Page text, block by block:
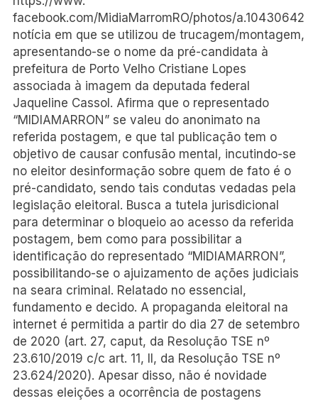
facebook.com/MidiaMarromRO/photos/
notícia em que se utilizou de trucagem/montagem,
apresentando-se o nome da pré-candidata à
prefeitura de Porto Velho Cristiane Lopes
associada à imagem da deputada federal
Jaqueline Cassol. Afirma que o representado
“MIDIAMARRON” se valeu do anonimato na
referida postagem, e que tal publicação tem o
objetivo de causar confusão mental, incutindo-se
no eleitor desinformação sobre quem de fato é o
pré-candidato, sendo tais condutas vedadas pela
legislação eleitoral. Busca a tutela jurisdicional
para determinar o bloqueio ao acesso da referida
postagem, bem como para possibilitar a
identificação do representado “MIDIAMARRON”,
possibilitando-se o ajuizamento de ações judiciais
na seara criminal. Relatado no essencial,
fundamento e decido. A propaganda eleitoral na
internet é permitida a partir do dia 27 de setembro
de 2020 (art. 27, caput, da Resolução TSE nº
23.610/2019 c/c art. 11, II, da Resolução TSE nº
23.624/2020). Apesar disso, não é novidade
dessas eleições a ocorrência de postagens